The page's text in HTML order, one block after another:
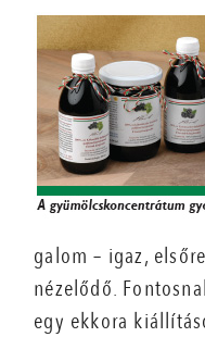
galom – igaz,
nézelődő.
egy ekkora